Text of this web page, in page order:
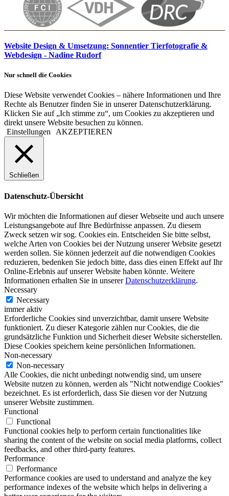
Website Design & Umsetzung: Sonnentier Tierfotografie &
Webdesign - Nadine Rudorf
Nur schnell die Cookies
Diese Website verwendet Cookies – nähere Informationen und Ihre
Rechte als Benutzer finden Sie in unserer Datenschutzerklärung.
Klicken Sie auf „Ich stimme zu“, um Cookies zu akzeptieren und
direkt unsere Website besuchen zu können.
Einstellungen AKZEPTIEREN
Schließen
Datenschutz-Übersicht
Wir möchten die Informationen auf dieser Webseite und auch unsere
Leistungsangebote auf Ihre Bedürfnisse anpassen. Zu diesem
Zweck setzen wir sog. Cookies ein. Entscheiden Sie bitte selbst,
welche Arten von Cookies bei der Nutzung unserer Website gesetzt
werden sollen. Sie können jederzeit auf die notwendigen Cookies
reduzieren, bedenken Sie jedoch bitte, dass dies einen Effekt auf Ihr
Online-Erlebnis auf unserer Website haben könnte. Weitere
Informationen erhalten Sie in unsererDatenschutzerklärung.
Necessary
Necessary
immer aktiv
Erforderliche Cookies sind unverzichtbar, damit unsere Website
funktioniert. Zu dieser Kategorie zählen nur Cookies, die die
grundsätzliche Funktion und Sicherheit dieser Website sicherstellen.
Diese Cookies speichern keine persönlichen Informationen.
Non-necessary
Non-necessary
Alle Cookies, die nicht unbedingt notwendig sind, um unsere
Website nutzen zu können, werden als "Nicht notwendige Cookies"
bezeichnet. Es ist erforderlich, dass Sie diesen vor der Nutzung
unserer Website zustimmen.
Functional
Functional
Functional cookies help to perform certain functionalities like
sharing the content of the website on social media platforms, collect
feedbacks, and other third-party features.
Performance
Performance
Performance cookies are used to understand and analyze the key
performance indexes of the website which helps in delivering a